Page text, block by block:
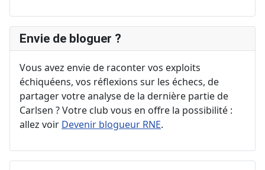
Envie de bloguer ?
Vous avez envie de raconter vos exploits
échiquéens, vos réflexions sur les échecs, de
partager votre analyse de la dernière partie de
Carlsen ? Votre club vous en offre la possibilité :
allez voir Devenir blogueur RNE.